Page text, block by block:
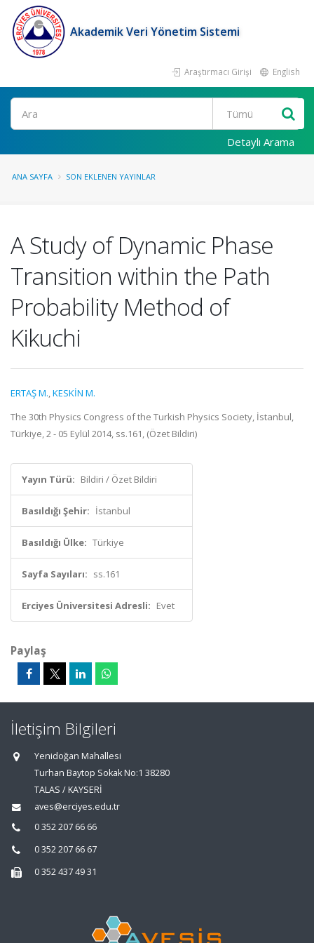
Akademik Veri Yönetim Sistemi
Araştırmacı Girişi English
Ara
Detaylı Arama
ANA SAYFA SON EKLENEN YAYINLAR
A Study of Dynamic Phase
Transition within the Path
Probability Method of
Kikuchi
ERTAŞ M.,KESKİN M.
The 30th Physics Congress of the Turkish Physics Society, İstanbul,
Türkiye, 2 - 05 Eylül 2014, ss.161, (Özet Bildiri)
Yayın Türü: Bildiri / Özet Bildiri
Basıldığı Şehir: İstanbul
Basıldığı Ülke: Türkiye
Sayfa Sayıları: ss.161
Erciyes Üniversitesi Adresli: Evet
Paylaş
İletişim Bilgileri
Yenidoğan Mahallesi
Turhan Baytop Sokak No:1 38280
TALAS / KAYSERİ
aves@erciyes.edu.tr
0 352 207 66 66
0 352 207 66 67
0 352 437 49 31